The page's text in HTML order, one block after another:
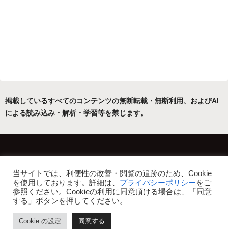
掲載しているすべてのコンテンツの無断転載・無断利用、およびAI
による読み込み・解析・学習等を禁じます。
プライバシーポリシー・免責事項
Copyright © 2022-2026 フリーアトリエ晴星 All Rights Reserved.
当サイトでは、利便性の改善・閲覧の追跡のため、Cookie
を使用しております。詳細は、 プライバシーポリシーをご
参照ください。Cookieの利用に同意頂ける場合は、「同意
する」ボタンを押してください。
Cookie の設定 同意する